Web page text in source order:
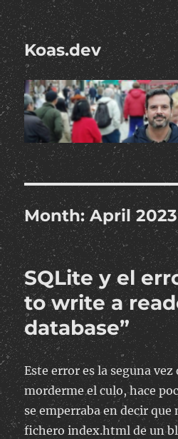
Koas.dev
Month:April 2023
SQLite y el
to write a
database”
Este error es la seguna vez
morderme el culo, hace
se emperraba en decir que
fichero index.html de un